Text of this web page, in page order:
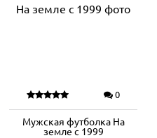
0
Мужская футболка На
земле с 1999